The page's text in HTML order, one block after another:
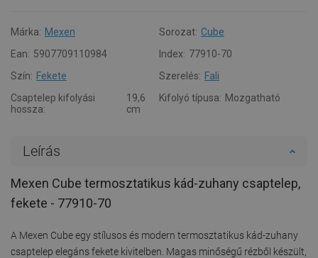
Márka: Mexen Sorozat: Cube
Ean: 5907709110984 Index: 77910-70
Szín: Fekete Szerelés: Fali
Csaptelep kifolyási
hossza:
19,6
cm
Kifolyó típusa: Mozgatható
Leírás
Mexen Cube termosztatikus kád-zuhany csaptelep,
fekete - 77910-70
A Mexen Cube egy stílusos és modern termosztatikus kád-zuhany
csaptelep elegáns fekete kivitelben. Magas minőségű rézből készült,